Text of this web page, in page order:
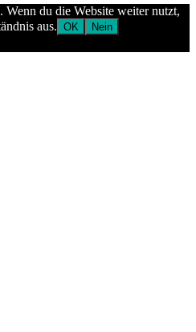
Wenn du die Website weiter nutzt,
aus. OK
Nein